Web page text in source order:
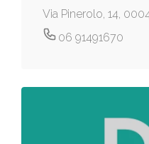
Via Pinerolo, 14,
06 91491670